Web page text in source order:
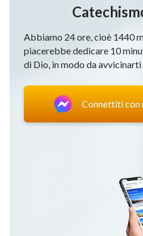
Abbiamo 24 ore, cioè 1440
piacerebbe dedicare 10
di Dio, in modo da avvicinarti
Connettiti con